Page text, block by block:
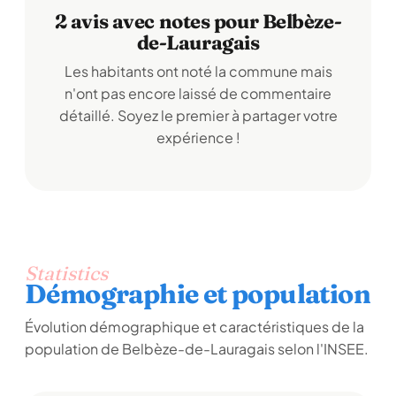
2 avis avec notes pour Belbèze-
de-Lauragais
Les habitants ont noté la commune mais
n'ont pas encore laissé de commentaire
détaillé. Soyez le premier à partager votre
expérience !
Statistics
Démographie et population
Évolution démographique et caractéristiques de la
population de Belbèze-de-Lauragais selon l'INSEE.